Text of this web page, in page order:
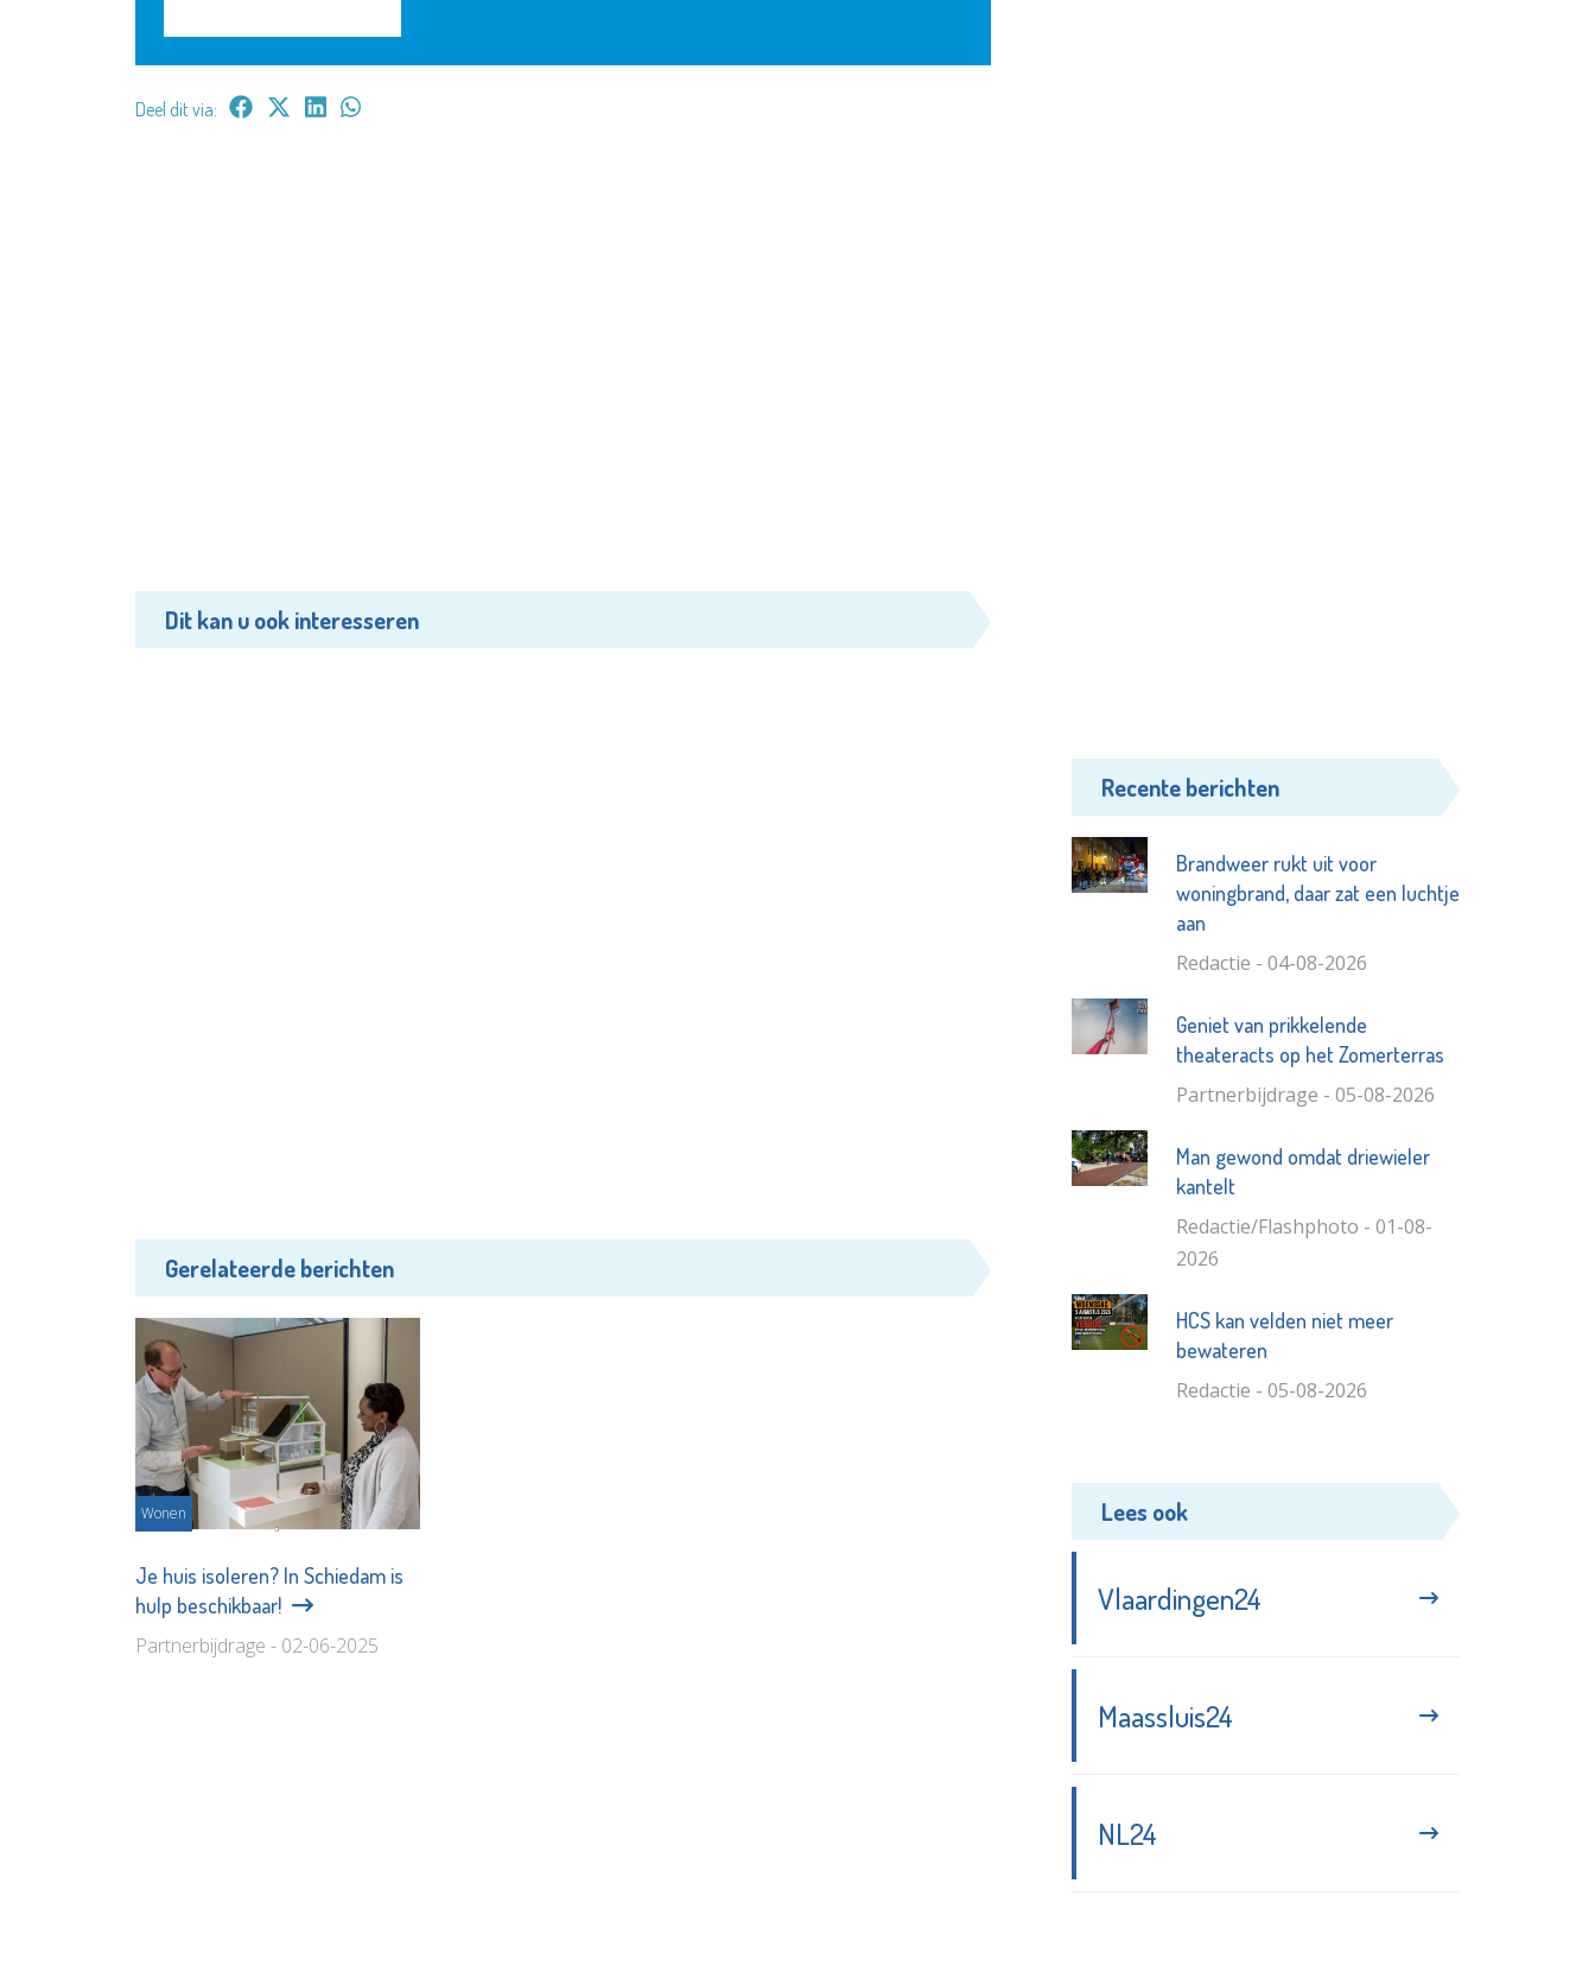
Deel dit via:
Dit kan u ook interesseren
Gerelateerde berichten
Wonen
Je huis isoleren? In Schiedam is
hulp beschikbaar!
Partnerbijdrage - 02-06-2025
Recente berichten
Brandweer rukt uit voor
woningbrand, daar zat een luchtje
aan
Redactie - 04-08-2026
Geniet van prikkelende
theateracts op het Zomerterras
Partnerbijdrage - 05-08-2026
Man gewond omdat driewieler
kantelt
Redactie/Flashphoto - 01-08-
2026
HCS kan velden niet meer
bewateren
Redactie - 05-08-2026
Lees ook
Vlaardingen24
Maassluis24
NL24